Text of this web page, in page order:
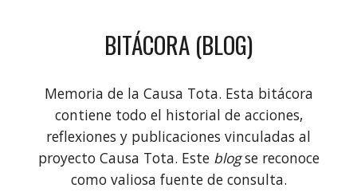
BITÁCORA (BLOG)
Memoria de la Causa Tota. Esta bitácora
contiene todo el historial de acciones,
reflexiones y publicaciones vinculadas al
proyecto Causa Tota. Este blogse reconoce
como valiosa fuente de consulta.